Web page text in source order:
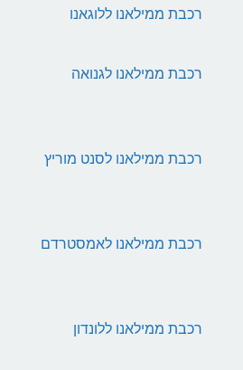
רכבת ממילאנו ללוגאנו
רכבת ממילאנו לגנואה
רכבת ממילאנו לסנט מוריץ
רכבת ממילאנו לאמסטרדם
רכבת ממילאנו ללונדון